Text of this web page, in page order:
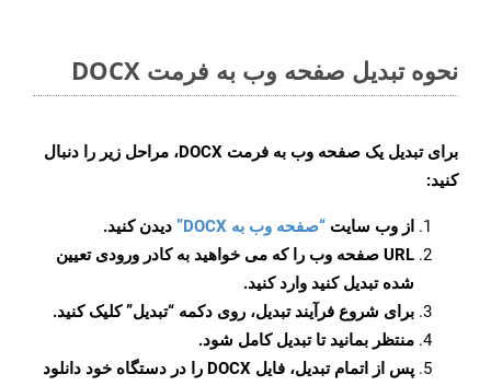
نحوه تبدیل صفحه وب به فرمت DOCX
برای تبدیل یک صفحه وب به فرمت DOCX، مراحل زیر را دنبال
کنید:
از وب سایت “صفحه وب به DOCX”
دیدن کنید.
URL صفحه وب را که می خواهید به کادر ورودی تعیین
شده تبدیل کنید وارد کنید.
برای شروع فرآیند تبدیل، روی دکمه “تبدیل” کلیک کنید.
منتظر بمانید تا تبدیل کامل شود.
پس از اتمام تبدیل، فایل DOCX را در دستگاه خود دانلود